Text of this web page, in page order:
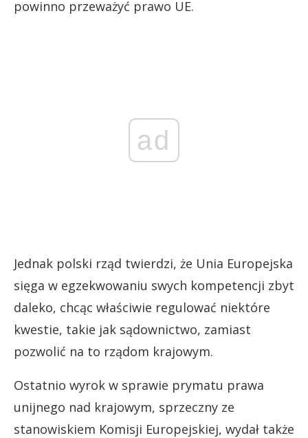
powinno przeważyć prawo UE.
ad
Jednak polski rząd twierdzi, że Unia Europejska
sięga w egzekwowaniu swych kompetencji zbyt
daleko, chcąc właściwie regulować niektóre
kwestie, takie jak sądownictwo, zamiast
pozwolić na to rządom krajowym.
Ostatnio wyrok w sprawie prymatu prawa
unijnego nad krajowym, sprzeczny ze
stanowiskiem Komisji Europejskiej, wydał także